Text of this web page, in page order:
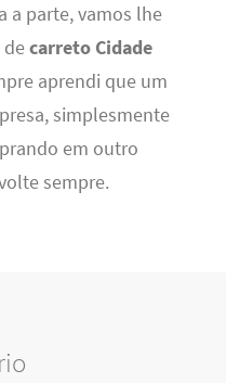
a parte, vamos lhe
decarreto Cidade
aprendi que um
simplesmente
em outro
sempre.